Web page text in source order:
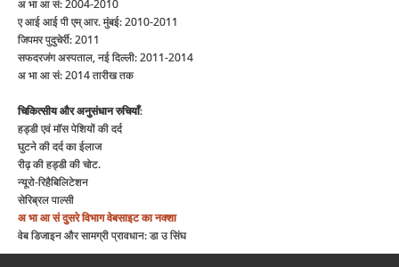
अ भा आ सं: 2004-2010
ए आई आई पी एम् आर. मुंबई: 2010-2011
जिपमर पुदुचेर्री: 2011
सफदरजंग अस्पताल, नई दिल्ली: 2011-2014
अ भा आ सं: 2014 तारीख तक
चिकित्सीय और अनुसंधान रुचियाँ:
हड्डी एवं मॉस पेशियों की दर्द
घुटने की दर्द का ईलाज
रीढ़ की हड्डी की चोट.
न्यूरो-रिहैबिलिटेशन
सेरिब्रल पाल्सी
अ भा आ संदुसरे विभागवेबसाइट का नक्शा
वेब डिजाइन और सामग्री प्रावधान: डा उ सिंघ